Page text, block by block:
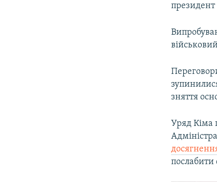
зняття
Уряд
послабити